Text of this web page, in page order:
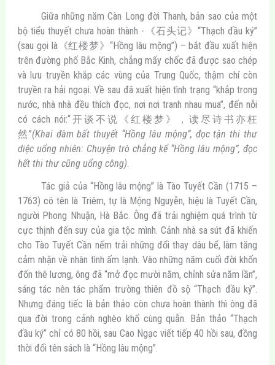
Giữa những năm Càn Long đời Thanh, bản sao của một
bộ tiểu thuyết chưa hoàn thành -《石头记》“Thạch đầu ký”
(sau gọi là《红楼梦》“Hồng lâu mộng”) – bắt đầu xuất hiện
trên đường phố Bắc Kinh, chẳng mấy chốc đã được sao chép
và lưu truyền khắp các vùng của Trung Quốc, thậm chí còn
truyền ra hải ngoại. Về sau đã xuất hiện tình trạng “khắp trong
nước, nhà nhà đều thích đọc, nơi nơi tranh nhau mua”, đến nỗi
có cách nói:“开谈不说《红楼梦》，读尽诗书亦枉
然”(Khai đàm bất thuyết “Hồng lâu mộng”, đọc tận thi thư
diệc uổng nhiên: Chuyện trò chẳng kể “Hồng lâu mộng”, đọc
hết thi thư cũng uổng công)
Tác giả của “Hồng lâu mộng” là Tào Tuyết Cần (1715 –
1763) có tên là Triêm, tự là Mộng Nguyễn, hiệu là Tuyết Cần,
người Phong Nhuận, Hà Bắc. Ông đã trải nghiệm quá trình từ
cực thịnh đến suy của gia tộc mình. Cảnh nhà sa sút đã khiến
cho Tào Tuyết Cần nếm trải những đổi thay dâu bể, làm tăng
cảm nhận về nhân tình ấm lạnh. Vào những năm cuối đời khốn
đốn thê lương, ông đã “mở đọc mười năm, chỉnh sửa năm lần”,
sáng tác nên tác phẩm trường thiên đồ sộ “Thạch đầu ký”.
Nhưng đáng tiếc là bản thảo còn chưa hoàn thành thì ông đã
qua đời trong cảnh nghèo khổ cùng quẫn. Bản thảo “Thạch
đầu ký” chỉ có 80 hồi, sau Cao Ngạc viết tiếp 40 hồi sau, đồng
thời đổi tên sách là “Hồng lâu mộng”.